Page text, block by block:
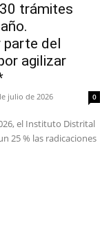
trámites
parte del
agilizar
julio de 2026 0
el Instituto Distrital
25 % las radicaciones